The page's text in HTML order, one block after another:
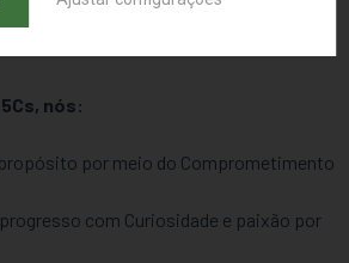
nós:
por meio do Comprometimento
com Curiosidade e paixão por